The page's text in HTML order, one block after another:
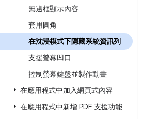
無邊框顯示內容
套用圓角
在沈浸模式下隱藏系統資訊列
支援螢幕凹口
控制螢幕鍵盤並製作動畫
在應用程式中加入網頁式內容
在應用程式中新增 PDF 支援功能